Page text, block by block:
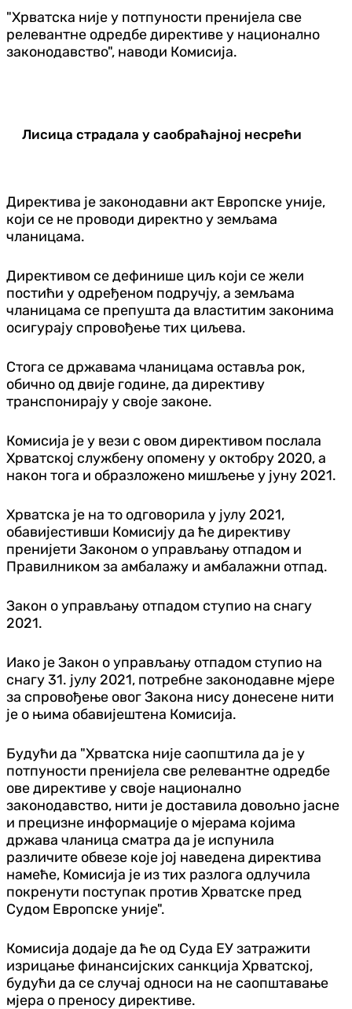
"Хрватска није у потпуности пренијела све
релевантне одредбе директиве у национално
законодавство", наводи Комисија.
Лисица страдала у саобраћајној несрећи
Директива је законодавни акт Европске уније,
који се не проводи директно у земљама
чланицама.
Директивом се дефинише циљ који се жели
постићи у одређеном подручју, а земљама
чланицама се препушта да властитим законима
осигурају спровођење тих циљева.
Стога се државама чланицама оставља рок,
обично од двије године, да директиву
транспонирају у своје законе.
Комисија је у вези с овом директивом послала
Хрватској службену опомену у октобру 2020, а
након тога и образложено мишљење у јуну 2021.
Хрватска је на то одговорила у јулу 2021,
обавијестивши Комисију да ће директиву
пренијети Законом о управљању отпадом и
Правилником за амбалажу и амбалажни отпад.
Закон о управљању отпадом ступио на снагу
2021.
Иако је Закон о управљању отпадом ступио на
снагу 31. јулу 2021, потребне законодавне мјере
за спровођење овог Закона нису донесене нити
је о њима обавијештена Комисија.
Будући да "Хрватска није саопштила да је у
потпуности пренијела све релевантне одредбе
ове директиве у своје национално
законодавство, нити је доставила довољно јасне
и прецизне информације о мјерама којима
држава чланица сматра да је испунила
различите обвезе које јој наведена директива
намеће, Комисија је из тих разлога одлучила
покренути поступак против Хрватске пред
Судом Европске уније".
Комисија додаје да ће од Суда ЕУ затражити
изрицање финансијских санкција Хрватској,
будући да се случај односи на не саопштавање
мјера о преносу директиве.